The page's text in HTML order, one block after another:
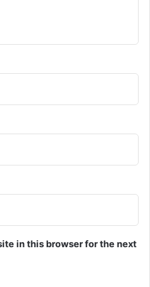
in this browser for the next